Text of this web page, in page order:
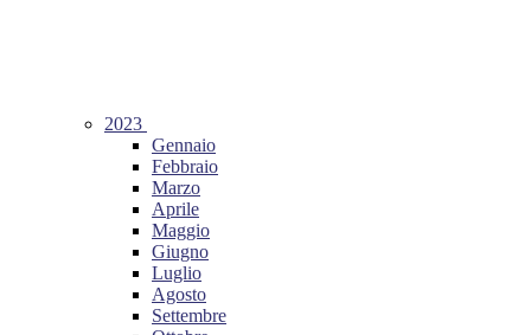
2023
Gennaio
Febbraio
Marzo
Aprile
Maggio
Giugno
Luglio
Agosto
Settembre